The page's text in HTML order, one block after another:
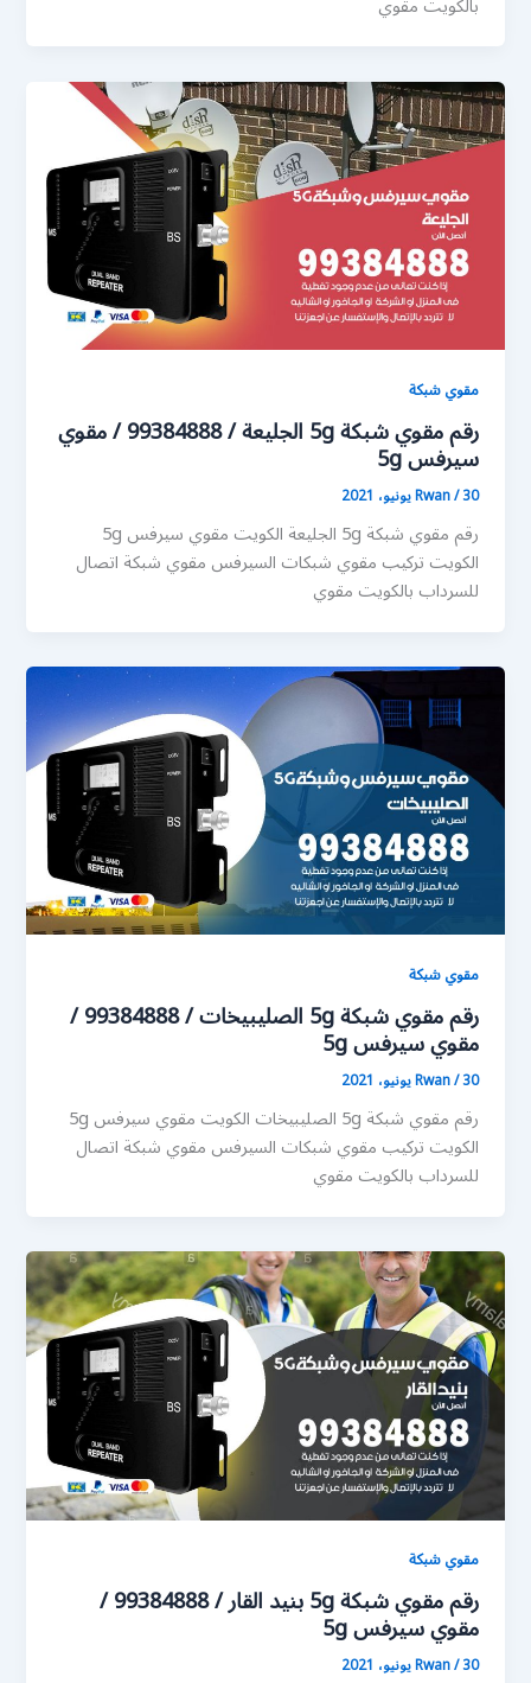
مقوي شبكة
رقم مقوي شبكة 5g الجليعة / 99384888 / مقوي
سيرفس 5g
Rwan/30 يونيو، 2021
رقم مقوي شبكة 5g الجليعة الكويت مقوي سيرفس 5g
الكويت تركيب مقوي شبكات السيرفس مقوي شبكة اتصال
للسرداب بالكويت مقوي
مقوي شبكة
رقم مقوي شبكة 5g الصليبيخات / 99384888 /
مقوي سيرفس 5g
Rwan/30 يونيو، 2021
رقم مقوي شبكة 5g الصليبيخات الكويت مقوي سيرفس 5g
الكويت تركيب مقوي شبكات السيرفس مقوي شبكة اتصال
للسرداب بالكويت مقوي
مقوي شبكة
رقم مقوي شبكة 5g بنيد القار / 99384888 /
مقوي سيرفس 5g
Rwan/30 يونيو، 2021